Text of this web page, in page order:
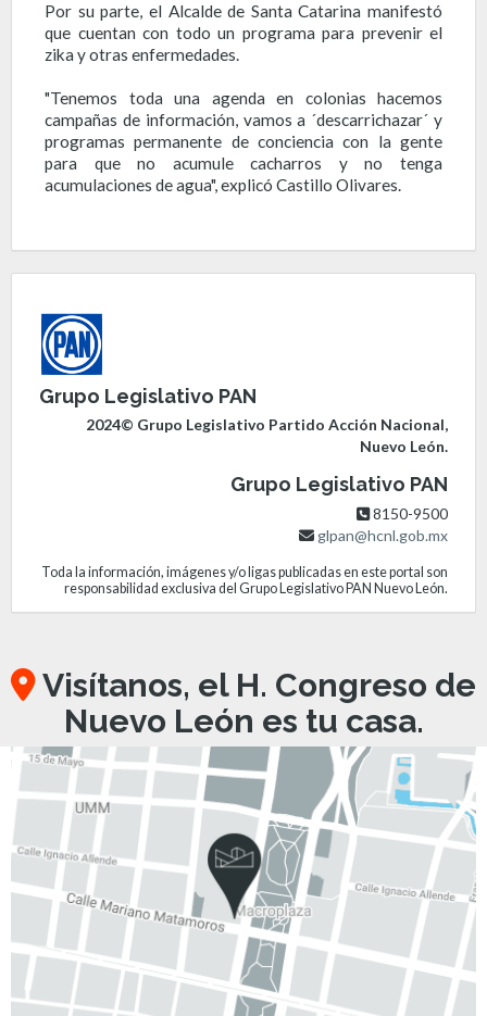
Por su parte, el Alcalde de Santa Catarina manifestó
que cuentan con todo un programa para prevenir el
zika y otras enfermedades.
"Tenemos toda una agenda en colonias hacemos
campañas de información, vamos a ´descarrichazar´ y
programas permanente de conciencia con la gente
para que no acumule cacharros y no tenga
acumulaciones de agua", explicó Castillo Olivares.
Grupo Legislativo PAN
2024© Grupo Legislativo Partido Acción Nacional,
Nuevo León.
Grupo Legislativo PAN
8150-9500
glpan@hcnl.gob.mx
Toda la información, imágenes y/o ligas publicadas en este portal son
responsabilidad exclusiva del Grupo Legislativo PAN Nuevo León.
Visítanos, el H. Congreso de
Nuevo León es tu casa.